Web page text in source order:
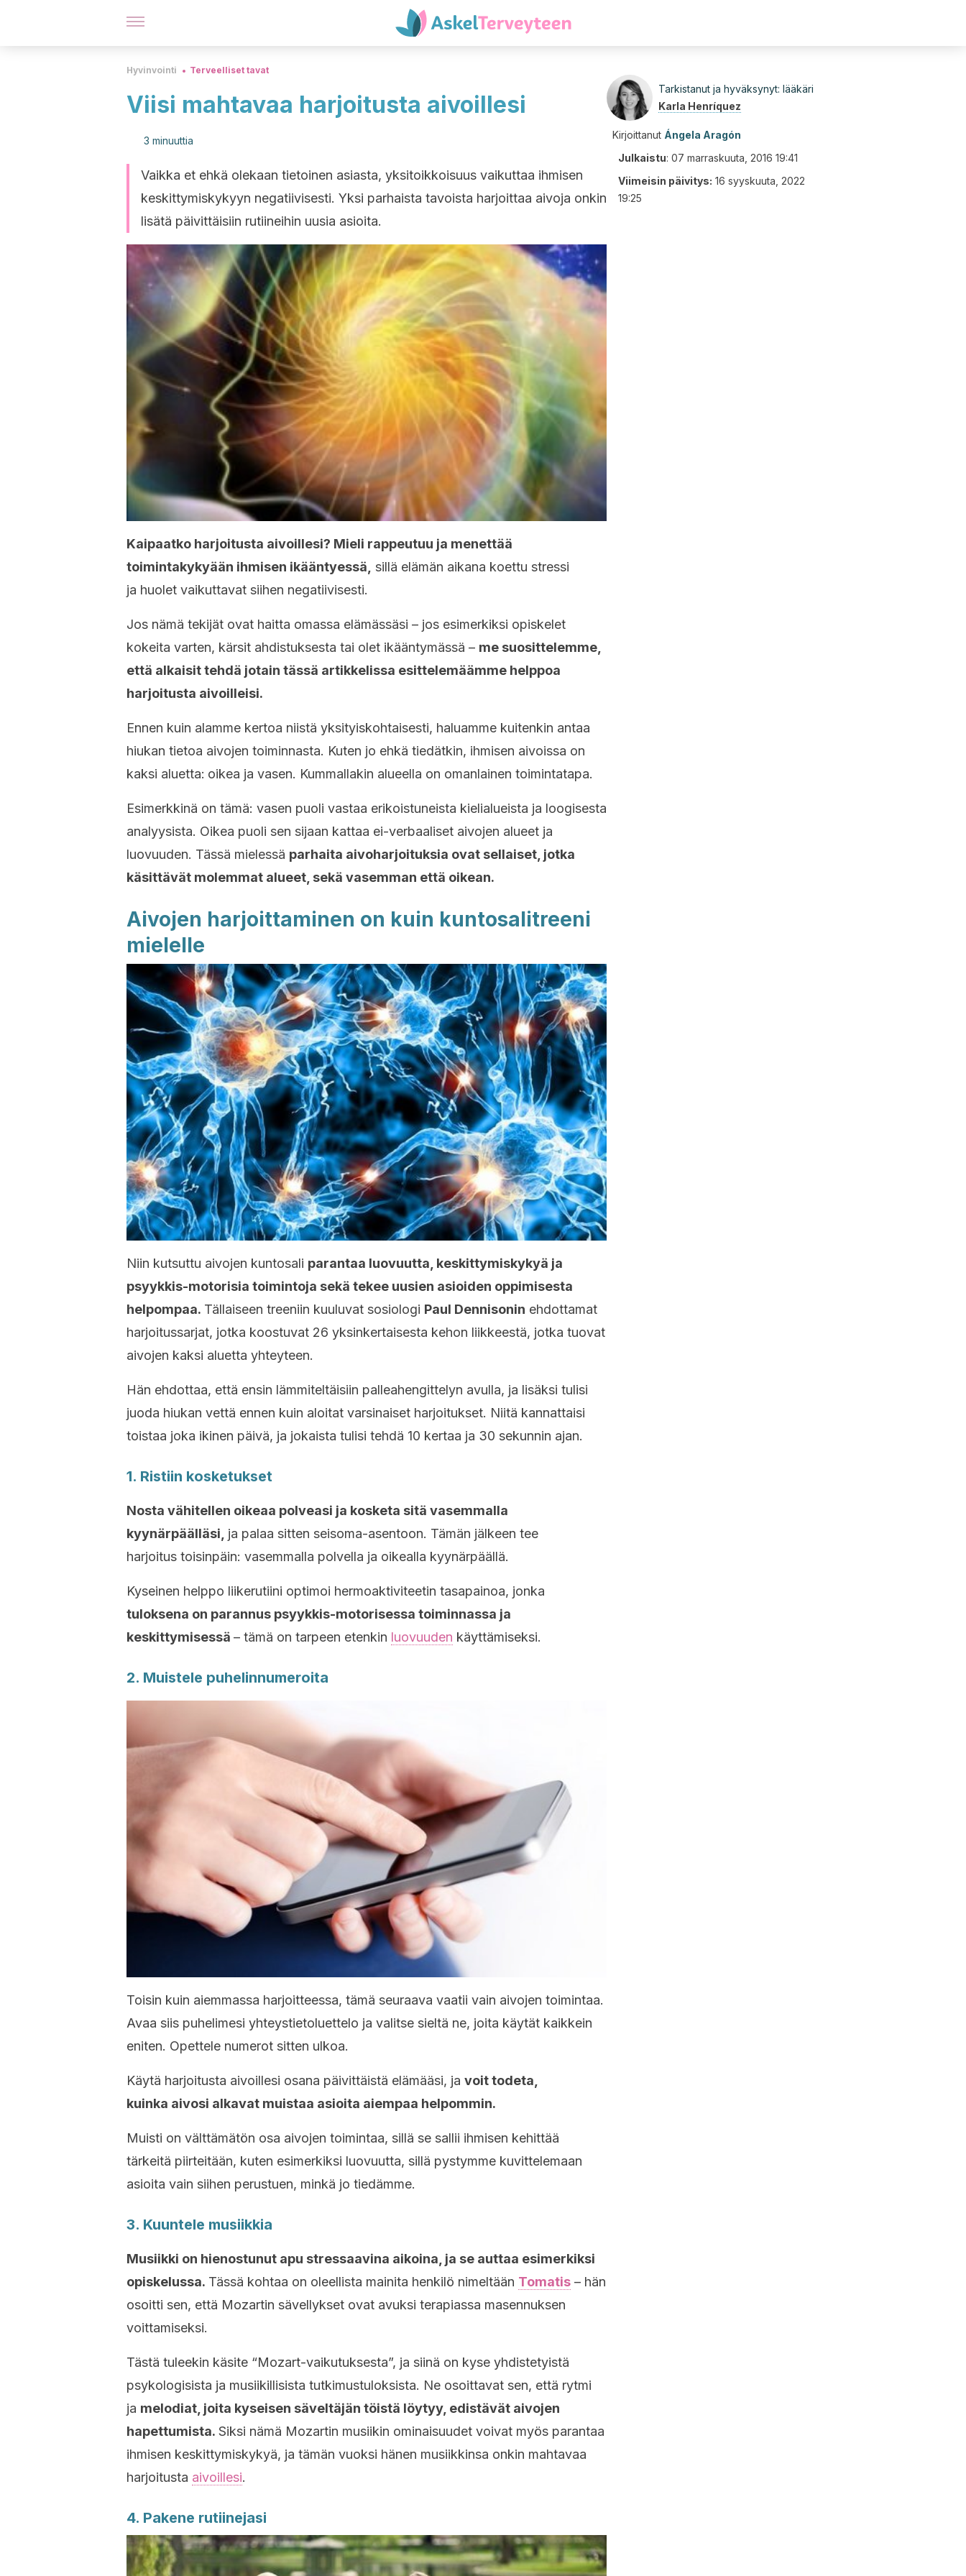
Hyvinvointi Terveelliset tavat
Viisi mahtavaa harjoitusta aivoillesi
3 minuuttia
Vaikka et ehkä olekaan tietoinen asiasta, yksitoikkoisuus vaikuttaa ihmisen
keskittymiskykyyn negatiivisesti. Yksi parhaista tavoista harjoittaa aivoja onkin
lisätä päivittäisiin rutiineihin uusia asioita.
Kaipaatko harjoitusta aivoillesi? Mieli rappeutuu ja menettää
toimintakykyään ihmisen ikääntyessä, sillä elämän aikana koettu stressi
ja huolet vaikuttavat siihen negatiivisesti.
Jos nämä tekijät ovat haitta omassa elämässäsi – jos esimerkiksi opiskelet
kokeita varten, kärsit ahdistuksesta tai olet ikääntymässä – me suosittelemme,
että alkaisit tehdä jotain tässä artikkelissa esittelemäämme helppoa
harjoitusta aivoilleisi.
Ennen kuin alamme kertoa niistä yksityiskohtaisesti, haluamme kuitenkin antaa
hiukan tietoa aivojen toiminnasta. Kuten jo ehkä tiedätkin, ihmisen aivoissa on
kaksi aluetta: oikea ja vasen. Kummallakin alueella on omanlainen toimintatapa.
Esimerkkinä on tämä: vasen puoli vastaa erikoistuneista kielialueista ja loogisesta
analyysista. Oikea puoli sen sijaan kattaa ei-verbaaliset aivojen alueet ja
luovuuden. Tässä mielessä parhaita aivoharjoituksia ovat sellaiset, jotka
käsittävät molemmat alueet, sekä vasemman että oikean.
Aivojen harjoittaminen on kuin kuntosalitreeni
mielelle
Niin kutsuttu aivojen kuntosali parantaa luovuutta, keskittymiskykyä ja
psyykkis-motorisia toimintoja sekä tekee uusien asioiden oppimisesta
helpompaa. Tällaiseen treeniin kuuluvat sosiologi Paul Dennisonin ehdottamat
harjoitussarjat, jotka koostuvat 26 yksinkertaisesta kehon liikkeestä, jotka tuovat
aivojen kaksi aluetta yhteyteen.
Hän ehdottaa, että ensin lämmiteltäisiin palleahengittelyn avulla, ja lisäksi tulisi
juoda hiukan vettä ennen kuin aloitat varsinaiset harjoitukset. Niitä kannattaisi
toistaa joka ikinen päivä, ja jokaista tulisi tehdä 10 kertaa ja 30 sekunnin ajan.
1. Ristiin kosketukset
Nosta vähitellen oikeaa polveasi ja kosketa sitä vasemmalla
kyynärpäälläsi, ja palaa sitten seisoma-asentoon. Tämän jälkeen tee
harjoitus toisinpäin: vasemmalla polvella ja oikealla kyynärpäällä.
Kyseinen helppo liikerutiini optimoi hermoaktiviteetin tasapainoa, jonka
tuloksena on parannus psyykkis-motorisessa toiminnassa ja
keskittymisessä – tämä on tarpeen etenkin luovuuden käyttämiseksi.
2. Muistele puhelinnumeroita
Toisin kuin aiemmassa harjoitteessa, tämä seuraava vaatii vain aivojen toimintaa.
Avaa siis puhelimesi yhteystietoluettelo ja valitse sieltä ne, joita käytät kaikkein
eniten. Opettele numerot sitten ulkoa.
Käytä harjoitusta aivoillesi osana päivittäistä elämääsi, ja voit todeta,
kuinka aivosi alkavat muistaa asioita aiempaa helpommin.
Muisti on välttämätön osa aivojen toimintaa, sillä se sallii ihmisen kehittää
tärkeitä piirteitään, kuten esimerkiksi luovuutta, sillä pystymme kuvittelemaan
asioita vain siihen perustuen, minkä jo tiedämme.
3. Kuuntele musiikkia
Musiikki on hienostunut apu stressaavina aikoina, ja se auttaa esimerkiksi
opiskelussa. Tässä kohtaa on oleellista mainita henkilö nimeltään Tomatis – hän
osoitti sen, että Mozartin sävellykset ovat avuksi terapiassa masennuksen
voittamiseksi.
Tästä tuleekin käsite “Mozart-vaikutuksesta”, ja siinä on kyse yhdistetyistä
psykologisista ja musiikillisista tutkimustuloksista. Ne osoittavat sen, että rytmi
ja melodiat, joita kyseisen säveltäjän töistä löytyy, edistävät aivojen
hapettumista. Siksi nämä Mozartin musiikin ominaisuudet voivat myös parantaa
ihmisen keskittymiskykyä, ja tämän vuoksi hänen musiikkinsa onkin mahtavaa
harjoitusta aivoillesi.
4. Pakene rutiinejasi
Tarkistanut ja hyväksynyt: lääkäri
Karla Henríquez
Kirjoittanut Ángela Aragón
Julkaistu: 07 marraskuuta, 2016 19:41
Viimeisin päivitys: 16 syyskuuta, 2022
19:25